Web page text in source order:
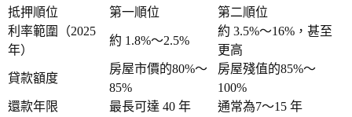
抵押順位
第一順位
第二順位
利率範圍（2025
年）
約 1.8%～2.5%
約 3.5%～16%，甚至
更高
貸款額度
房屋市價的80%～
85%
房屋殘值的85%～
100%
還款年限
最長可達 40 年
通常為7～15 年